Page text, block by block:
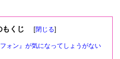
もくじ [閉じる]
ォン』が気になってしょうがない